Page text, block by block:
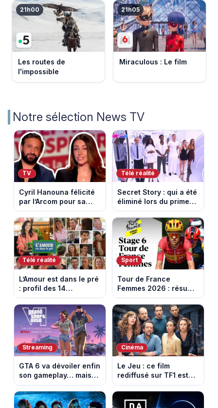
21h00
Les routes de
l'impossible
21h05
Miraculous : Le film
Notre sélection News TV
TV
Cyril Hanouna félicité
par l’Arcom pour sa
maîtrise de l’antenne
face aux propos de
Delphine Wespiser sur
le cancer
Télé réalité
Secret Story : qui a été
éliminé lors du prime
du 6 août 2026 sur
TMC ?
Télé réalité
L’Amour est dans le pré
: profil des 14
agriculteurs, speed
dating inédit et de
nouvelles histoires
d’amour
Sport
Tour de France
Femmes 2026 : résumé
vidéo de la 6e étape
entre Montbrison et
Tournon-sur-Rhône
Streaming
GTA 6 va dévoiler enfin
son gameplay… mais
d’abord sur Netflix
Cinéma
Le Jeu : ce film
rediffusé sur TF1 est
adapté d’un succès
italien devenu un
phénomène mondial